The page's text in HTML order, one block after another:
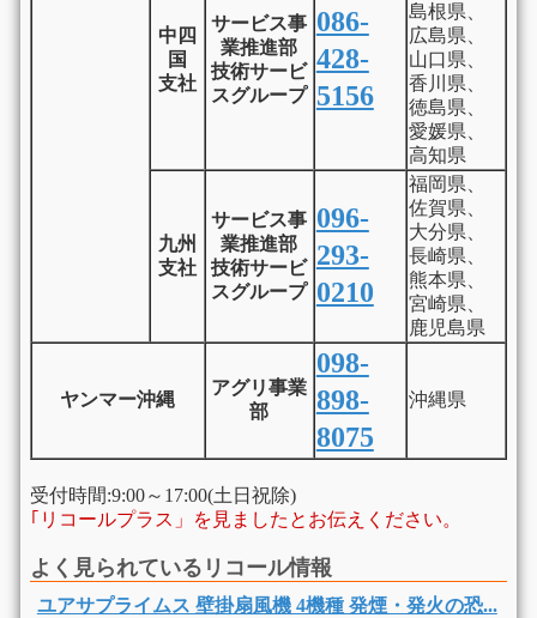
中四
国
支社
サービス事
業推進部
技術サービ
スグループ
086-
428-
5156
島根県、
広島県、
山口県、
香川県、
徳島県、
愛媛県、
高知県
九州
支社
サービス事
業推進部
技術サービ
スグループ
096-
293-
0210
福岡県、
佐賀県、
大分県、
長崎県、
熊本県、
宮崎県、
鹿児島県
ヤンマー沖縄
アグリ事業
部
098-
898-
8075
沖縄県
受付時間:9:00～17:00(土日祝除)
｢リコールプラス」を見ましたとお伝えください。
よく見られているリコール情報
ユアサプライムス 壁掛扇風機 4機種 発煙・発火の恐...